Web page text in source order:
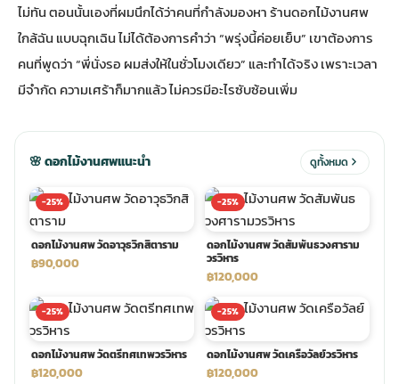
ดอกไม้ศพ
ดอกไม้งานศพ ส่งด่วน
ดอกไม้งานศพ ปากคลองตลาด
ร้านดอกไม้งานศพ ใกล้ฉัน
ดอกไม้งานศพ ราคาถูก
จัดดอกไม้งานศพ ราคา
พวงหรีดราคาถูก
พวงหรีดดอกไม้สด
สั่งพวงหรีด ออนไลน์
ส่งพวงหรีด ด่วน กรุงเทพ
ร้านพวงหรีด กรุงเทพ ส่งฟรี
พวงหรีด ปากคลองตลาด ราคา
รุ ราคาถูก
ม้หน้าเมรุ
ะดับเมรุ
มรุ ออนไลน์
มรุ ส่งด่วน
น้าเมรุ กรุงเทพ
พวงหรีดพัดลม แบบสวยๆ
จัดงานศพ ราคาถูก
ไม่ทัน ตอนนั้นเองที่ผมนึกได้ว่าคนที่กำลังมองหาร้านดอกไม้งานศพ
ใกล้ฉันแบบฉุกเฉิน ไม่ได้ต้องการคำว่า “พรุ่งนี้ค่อยเย็บ” เขาต้องการ
คนที่พูดว่า “พี่นั่งรอ ผมส่งให้ในชั่วโมงเดียว” และทำได้จริง เพราะเวลา
มีจำกัด ความเศร้าก็มากแล้ว ไม่ควรมีอะไรซับซ้อนเพิ่ม
🌸 ดอกไม้งานศพแนะนำ ดูทั้งหมด
-25%
ดอกไม้งานศพ วัดอาวุธวิกสิตาราม
฿90,000
-25%
ดอกไม้งานศพ วัดสัมพันธวงศาราม
วรวิหาร
฿120,000
-25%
ดอกไม้งานศพ วัดตรีทศเทพวรวิหาร
฿120,000
-25%
ดอกไม้งานศพ วัดเครือวัลย์วรวิหาร
฿120,000